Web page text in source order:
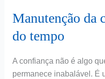
Manutenção da
do tempo
A confiança não é algo
permanece inabalável. É